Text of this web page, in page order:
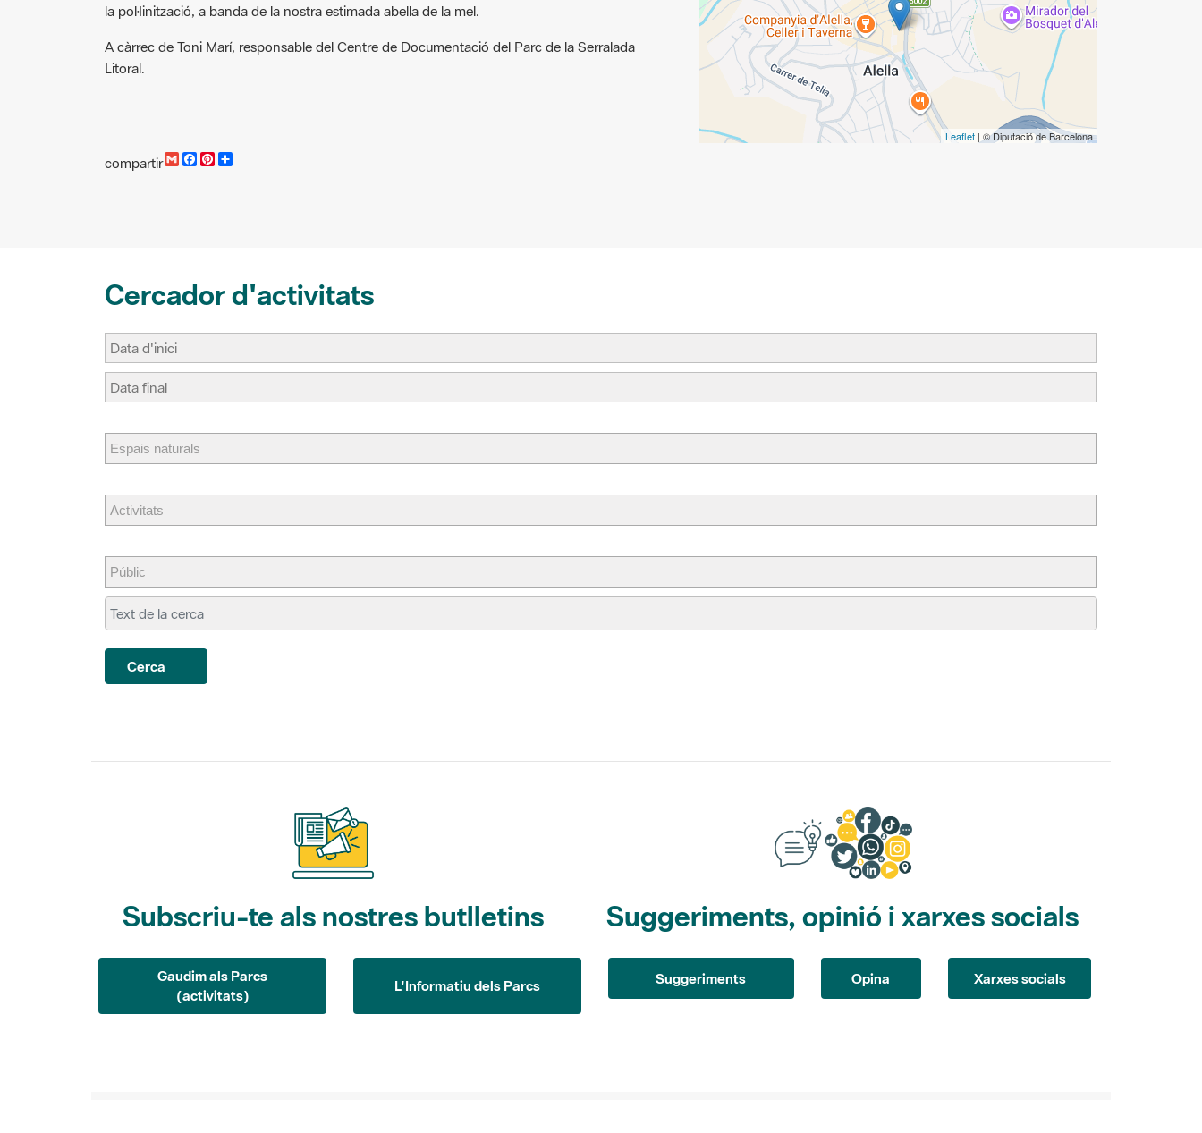
la pol·linització, a banda de la nostra estimada abella de la mel.
A càrrec de Toni Marí, responsable del Centre de Documentació del Parc de la Serralada
Litoral.
Leaflet | © Diputació de Barcelona
compartir
G
F
P
Cercador d'activitats
Cerca
Subscriu-te als nostres butlletins
Gaudim als Parcs
(activitats)
L'Informatiu dels Parcs
Suggeriments, opinió i xarxes socials
Suggeriments Opina Xarxes socials